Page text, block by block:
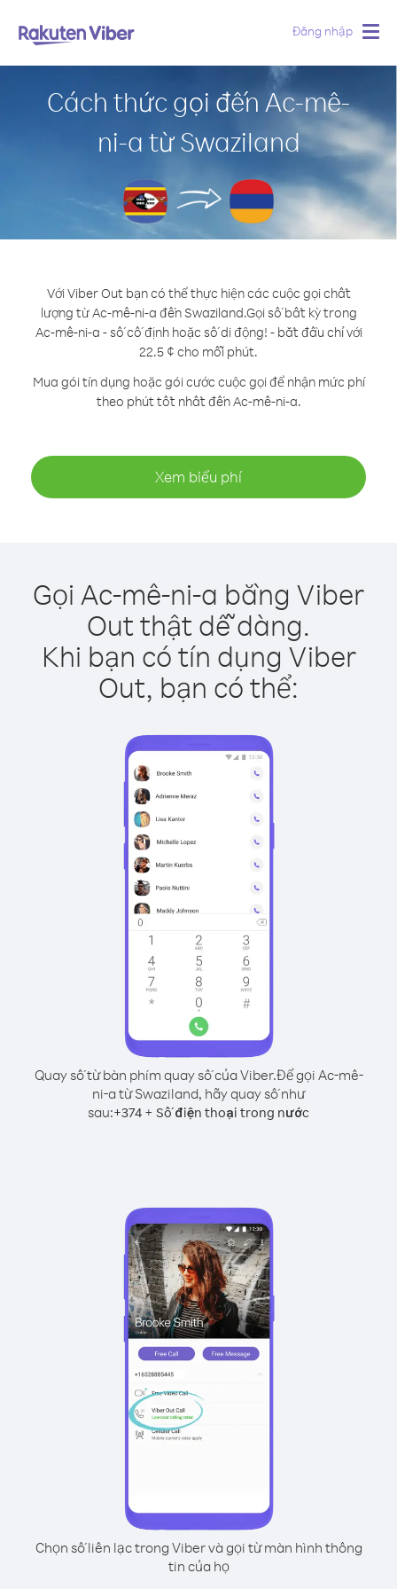
Đăng nhập
Cách thức gọi đến Ac-mê-
ni-a từ Swaziland
Với Viber Out bạn có thể thực hiện các cuộc gọi chất
lượng từ Ac-mê-ni-a đến Swaziland.Gọi số bất kỳ trong
Ac-mê-ni-a - số cố định hoặc số di động! - bắt đầu chỉ với
22.5 ¢ cho mỗi phút.
Mua gói tín dụng hoặc gói cước cuộc gọi để nhận mức phí
theo phút tốt nhất đến Ac-mê-ni-a.
Xem biểu phí
Gọi Ac-mê-ni-a bằng Viber
Out thật dễ dàng.
Khi bạn có tín dụng Viber
Out, bạn có thể:
Quay số từ bàn phím quay số của Viber.Để gọi Ac-mê-
ni-a từ Swaziland, hãy quay số như
sau:+374 + Số điện thoại trong nước
Chọn số liên lạc trong Viber và gọi từ màn hình thông
tin của họ